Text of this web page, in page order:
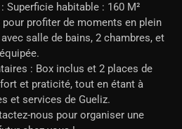
Superficie habitable : 160 M²
pour profiter de moments en plein
salle de bains, 2 chambres, et
: Box inclus et 2 places de
et praticité, tout en étant à
et services de Gueliz.
nous pour organiser une